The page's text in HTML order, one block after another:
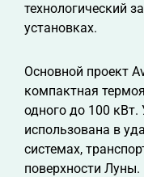
технологический
установках.
Основной проект
компактная
одного до 100
использована в
системах,
поверхности